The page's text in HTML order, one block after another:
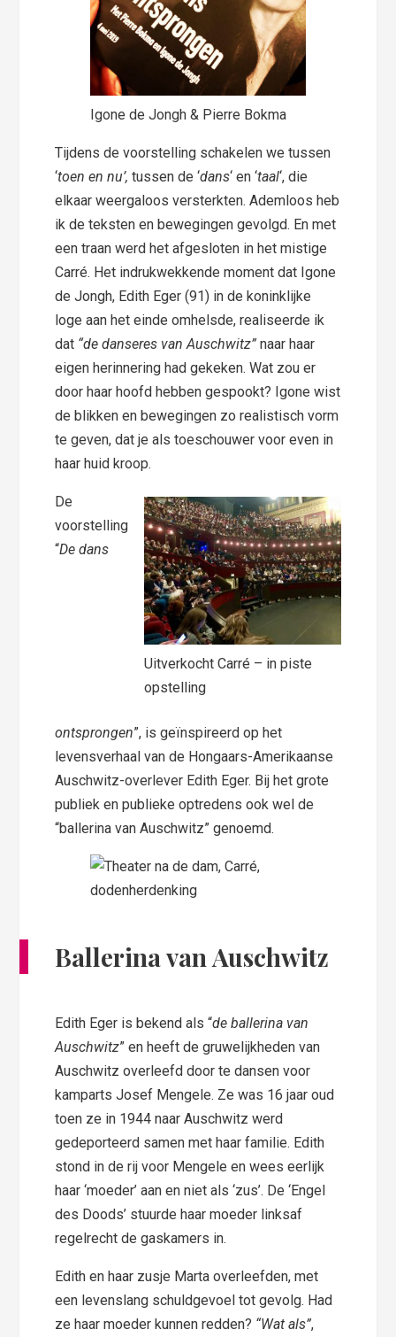
Igone de Jongh & Pierre Bokma
Tijdens de voorstelling schakelen we tussen
‘toen en nu’, tussen de ‘dans‘ en ‘taal‘, die
elkaar weergaloos versterkten. Ademloos heb
ik de teksten en bewegingen gevolgd. En met
een traan werd het afgesloten in het mistige
Carré. Het indrukwekkende moment dat Igone
de Jongh, Edith Eger (91) in de koninklijke
loge aan het einde omhelsde, realiseerde ik
dat “de danseres van Auschwitz”naar haar
eigen herinnering had gekeken. Wat zou er
door haar hoofd hebben gespookt? Igone wist
de blikken en bewegingen zo realistisch vorm
te geven, dat je als toeschouwer voor even in
haar huid kroop.
Uitverkocht Carré – in piste
opstelling
De
voorstelling
“De dans
ontsprongen”, is geïnspireerd op het
levensverhaal van de Hongaars-Amerikaanse
Auschwitz-overlever Edith Eger. Bij het grote
publiek en publieke optredens ook wel de
“ballerina van Auschwitz” genoemd.
Ballerina van Auschwitz
Edith Eger is bekend als “de ballerina van
Auschwitz” en heeft de gruwelijkheden van
Auschwitz overleefd door te dansen voor
kamparts Josef Mengele. Ze was 16 jaar oud
toen ze in 1944 naar Auschwitz werd
gedeporteerd samen met haar familie. Edith
stond in de rij voor Mengele en wees eerlijk
haar ‘moeder’ aan en niet als ‘zus’. De ‘Engel
des Doods’ stuurde haar moeder linksaf
regelrecht de gaskamers in.
Edith en haar zusje Marta overleefden, met
een levenslang schuldgevoel tot gevolg. Had
ze haar moeder kunnen redden? “Wat als”,